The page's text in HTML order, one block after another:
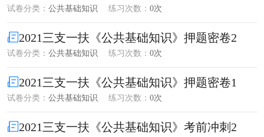
试卷分类： 公共基础知识 练习次数： 0次
2021三支一扶《公共基础知识》押题密卷2
试卷分类： 公共基础知识 练习次数： 0次
2021三支一扶《公共基础知识》押题密卷1
试卷分类： 公共基础知识 练习次数： 0次
2021三支一扶《公共基础知识》考前冲刺2